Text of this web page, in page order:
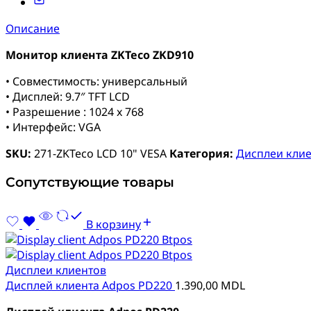
Описание
Монитор клиента ZKTeco ZKD910
• Совместимость: универсальный
• Дисплей: 9.7″ TFT LCD
• Разрешение : 1024 x 768
• Интерфейс: VGA
SKU: 271-ZKTeco LCD 10" VESA Категория: Дисплеи
Сопутствующие товары
В корзину
Дисплеи клиентов
Дисплей клиента Adpos PD220 1.390,00 MDL